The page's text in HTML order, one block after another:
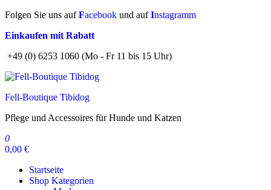
Zum
springen
Folgen Sie uns aufFacebook und aufInstagramm
Einkaufen mit Rabatt
+49 (0) 6253 1060 (Mo - Fr 11 bis 15 Uhr)
Fell-Boutique Tibidog
Pflege und Accessoires für Hunde und Katzen
0
0,00 €
Startseite
Shop Kategorien